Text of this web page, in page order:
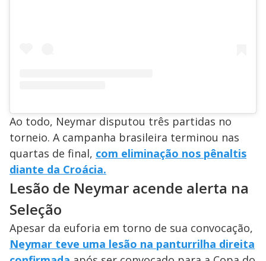
Ao todo, Neymar disputou três partidas no
torneio. A campanha brasileira terminou nas
quartas de final, com eliminação nos pênaltis
diante da Croácia.
Lesão de Neymar acende alerta na
Seleção
Apesar da euforia em torno de sua convocação,
Neymar teve uma lesão na panturrilha direita